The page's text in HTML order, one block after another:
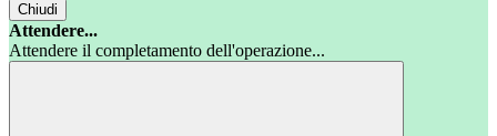
Chiudi
Attendere...
Attendere il completamento dell'operazione...